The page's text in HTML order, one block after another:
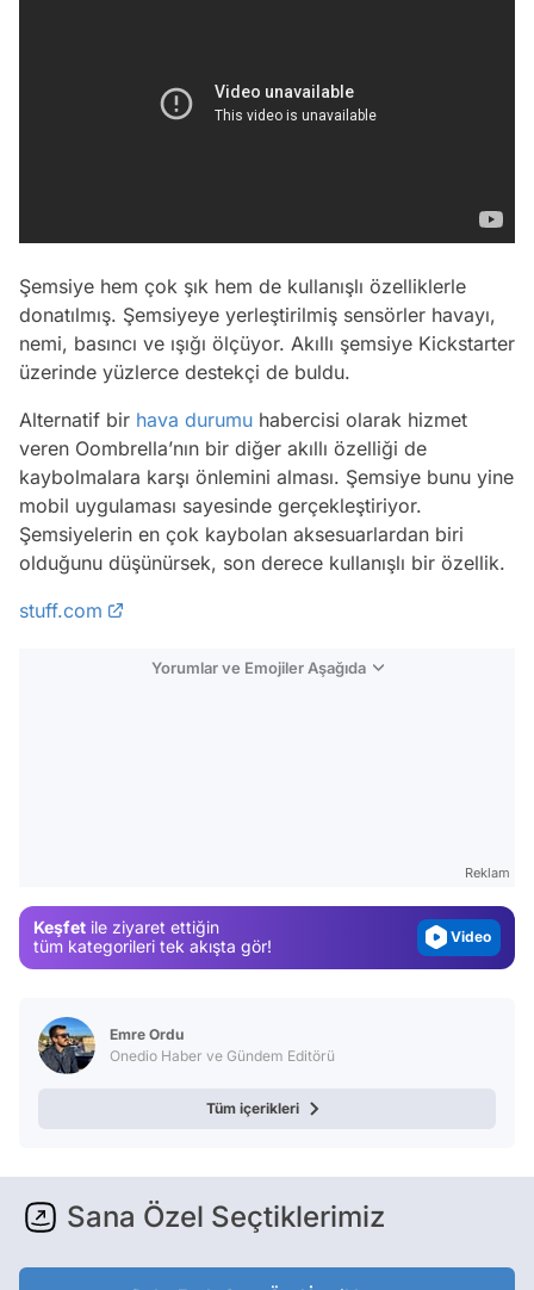
Şemsiye hem çok şık hem de kullanışlı özelliklerle
donatılmış. Şemsiyeye yerleştirilmiş sensörler havayı,
nemi, basıncı ve ışığı ölçüyor. Akıllı şemsiye Kickstarter
üzerinde yüzlerce destekçi de buldu.
Alternatif bir hava durumu habercisi olarak hizmet
veren Oombrella’nın bir diğer akıllı özelliği de
kaybolmalara karşı önlemini alması. Şemsiye bunu yine
mobil uygulaması sayesinde gerçekleştiriyor.
Şemsiyelerin en çok kaybolan aksesuarlardan biri
olduğunu düşünürsek, son derece kullanışlı bir özellik.
stuff.com
Yorumlar ve Emojiler Aşağıda
Reklam
Keşfet ile ziyaret ettiğin
tüm kategorileri tek akışta gör!
Video
Emre Ordu
Onedio Haber ve Gündem Editörü
Tüm içerikleri
Sana Özel Seçtiklerimiz